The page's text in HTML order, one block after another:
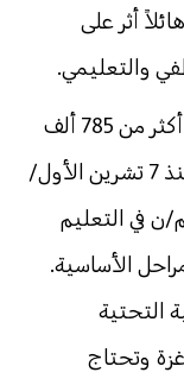
أثر على
والتعليمي.
تشير الإحصائيات إلى أن الاحتلال حرم أكثر من 785 ألف
طالب وطالبة و25 ألف معلم ومعلمة، منذ 7 تشرين الأول/
حقهم/ن في التعليم
الأساسية.
التحتية
مدارس غزة وتحتاج